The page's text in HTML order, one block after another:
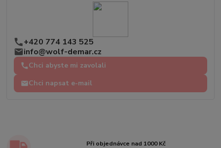
+420 774 143 525
info@wolf-demar.cz
Chci abyste mi zavolali
Chci napsat e-mail
Při objednávce nad 1000 Kč